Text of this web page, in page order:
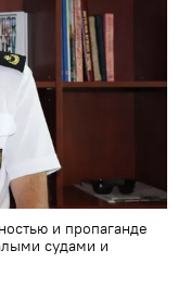
и пропаганде
судами и